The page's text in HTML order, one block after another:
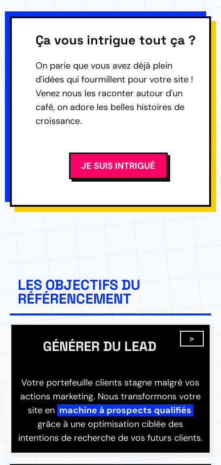
Ça vous intrigue tout ça ?
On parie que vous avez déjà plein
d'idées qui fourmillent pour votre site !
Venez nous les raconter autour d'un
café, on adore les belles histoires de
croissance.
JE SUIS INTRIGUÉ
LES OBJECTIFS DU
RÉFÉRENCEMENT
GÉNÉRER DU LEAD
Votre portefeuille clients stagne malgré vos
actions marketing. Nous transformons votre
site en machine à prospects qualifiés
grâce à une optimisation ciblée des
intentions de recherche de vos futurs clients.